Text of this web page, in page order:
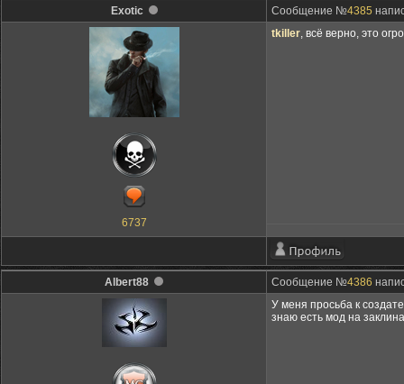
Exotic Сообщение №4385
6737
tkiller, всё верно, это
Albert88 Сообщение №4386
У меня просьба к
знаю есть мод на